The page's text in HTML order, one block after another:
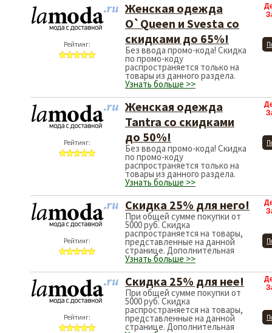
Рейтинг:
Женская одежда
O`Queen и Svesta со
скидками до 65%!
Без ввода промо-кода! Скидка
по промо-коду
распространяется только на
товары из данного раздела.
Узнать больше >>
Рейтинг:
Женская одежда
Tantra со скидками
до 50%!
Без ввода промо-кода! Скидка
по промо-коду
распространяется только на
товары из данного раздела.
Узнать больше >>
Рейтинг:
Скидка 25% для него!
При общей сумме покупки от
5000 руб. Скидка
распространяется на товары,
представленные на данной
странице. Дополнительная
Узнать больше >>
Рейтинг:
Скидка 25% для нее!
При общей сумме покупки от
5000 руб. Скидка
распространяется на товары,
представленные на данной
странице. Дополнительная